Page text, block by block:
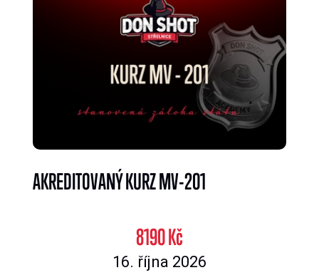
AKREDITOVANÝ KURZ MV-201
8190 Kč
16. října 2026